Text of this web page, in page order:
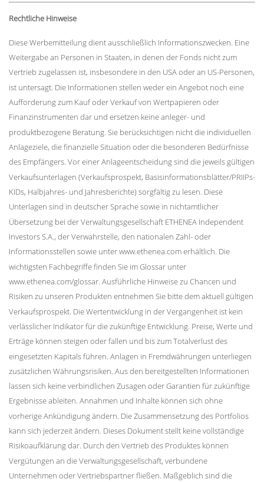
Rechtliche Hinweise
Diese Werbemitteilung dient ausschließlich Informationszwecken. Eine
Weitergabe an Personen in Staaten, in denen der Fonds nicht zum
Vertrieb zugelassen ist, insbesondere in den USA oder an US-Personen,
ist untersagt. Die Informationen stellen weder ein Angebot noch eine
Aufforderung zum Kauf oder Verkauf von Wertpapieren oder
Finanzinstrumenten dar und ersetzen keine anleger- und
produktbezogene Beratung. Sie berücksichtigen nicht die individuellen
Anlageziele, die finanzielle Situation oder die besonderen Bedürfnisse
des Empfängers. Vor einer Anlageentscheidung sind die jeweils gültigen
Verkaufsunterlagen (Verkaufsprospekt, Basisinformationsblätter/PRIIPs-
KIDs, Halbjahres- und Jahresberichte) sorgfältig zu lesen. Diese
Unterlagen sind in deutscher Sprache sowie in nichtamtlicher
Übersetzung bei der Verwaltungsgesellschaft ETHENEA Independent
Investors S.A., der Verwahrstelle, den nationalen Zahl- oder
Informationsstellen sowie unter www.ethenea.com erhältlich. Die
wichtigsten Fachbegriffe finden Sie im Glossar unter
www.ethenea.com/glossar. Ausführliche Hinweise zu Chancen und
Risiken zu unseren Produkten entnehmen Sie bitte dem aktuell gültigen
Verkaufsprospekt. Die Wertentwicklung in der Vergangenheit ist kein
verlässlicher Indikator für die zukünftige Entwicklung. Preise, Werte und
Erträge können steigen oder fallen und bis zum Totalverlust des
eingesetzten Kapitals führen. Anlagen in Fremdwährungen unterliegen
zusätzlichen Währungsrisiken. Aus den bereitgestellten Informationen
lassen sich keine verbindlichen Zusagen oder Garantien für zukünftige
Ergebnisse ableiten. Annahmen und Inhalte können sich ohne
vorherige Ankündigung ändern. Die Zusammensetzung des Portfolios
kann sich jederzeit ändern. Dieses Dokument stellt keine vollständige
Risikoaufklärung dar. Durch den Vertrieb des Produktes können
Vergütungen an die Verwaltungsgesellschaft, verbundene
Unternehmen oder Vertriebspartner fließen. Maßgeblich sind die